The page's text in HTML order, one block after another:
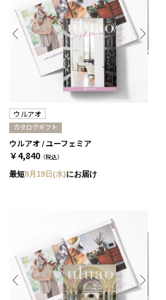
ウルアオ
カタログギフト
ウルアオ / ユーフェミア
￥4,840 （税込）
最短8月19日(水)にお届け